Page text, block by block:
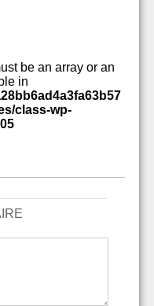
be an array or an
in
class-wp-